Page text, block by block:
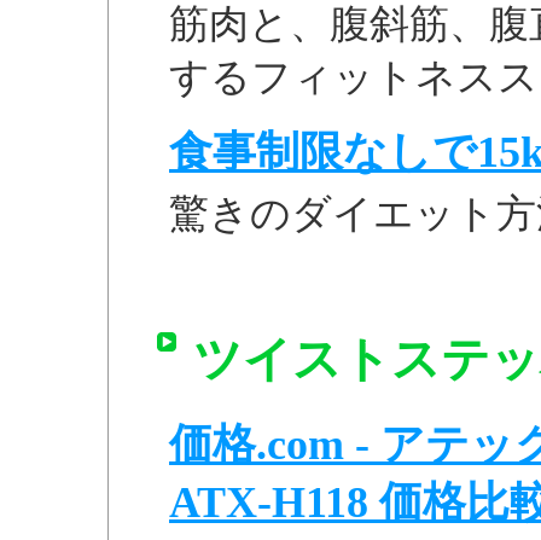
筋肉と、腹斜筋、
するフィットネス
食事制限なしで
驚きのダイエット
ツイストステ
価格.com - アテッ
ATX-H118 価格比